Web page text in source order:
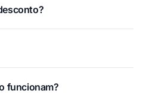
funcionam?